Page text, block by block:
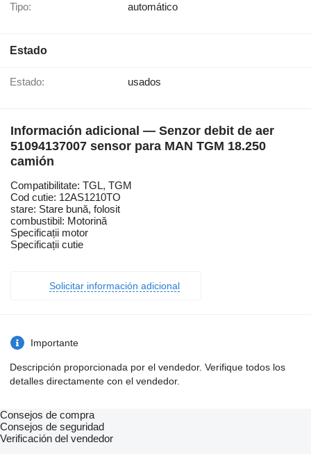
Tipo: automático
Estado
Estado: usados
Información adicional — Senzor debit de aer
51094137007 sensor para MAN TGM 18.250
camión
Compatibilitate: TGL, TGM
Cod cutie: 12AS1210TO
stare: Stare bună, folosit
combustibil: Motorină
Specificații motor
Specificații cutie
Solicitar información adicional
Importante
Descripción proporcionada por el vendedor. Verifique todos los
detalles directamente con el vendedor.
Consejos de compra
Consejos de seguridad
Verificación del vendedor